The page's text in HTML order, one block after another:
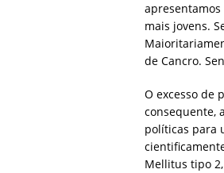
mais jovens.
de Cancro.
O excesso de
consequente,
políticas para
Mellitus tipo